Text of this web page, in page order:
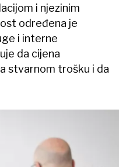
i njezinim
određena je
i interne
da cijena
stvarnom trošku i da